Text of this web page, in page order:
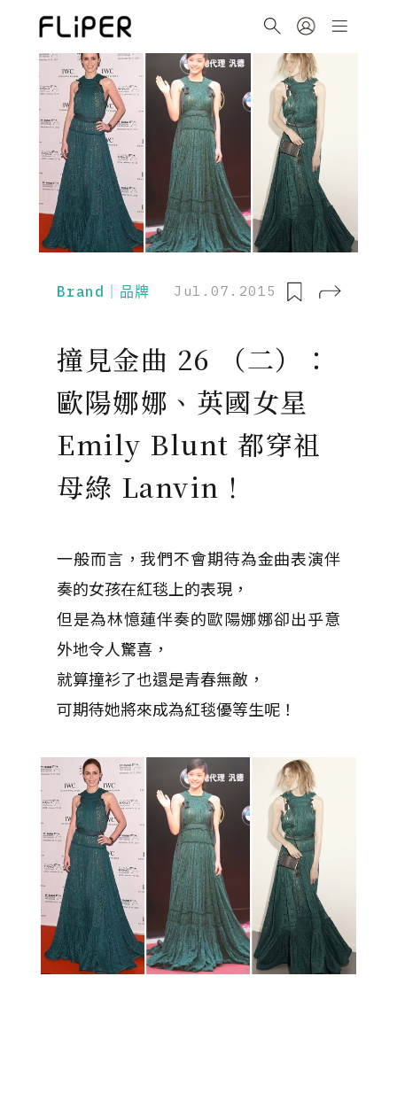
Brand｜品牌 Jul.07.2015
撞見金曲 26 （二）：
歐陽娜娜、英國女星
Emily Blunt 都穿祖
母綠 Lanvin！
一般而言，我們不會期待為金曲表演伴
奏的女孩在紅毯上的表現，
但是為林憶蓮伴奏的歐陽娜娜卻出乎意
外地令人驚喜，
就算撞衫了也還是青春無敵，
可期待她將來成為紅毯優等生呢！